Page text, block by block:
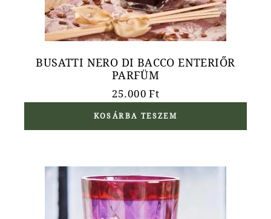
BUSATTI NERO DI BACCO ENTERIŐR
PARFÜM
25.000Ft
KOSÁRBA TESZEM